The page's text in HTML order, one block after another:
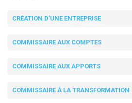
CRÉATION D'UNE ENTREPRISE
COMMISSAIRE AUX COMPTES
COMMISSAIRE AUX APPORTS
COMMISSAIRE À LA TRANSFORMATION